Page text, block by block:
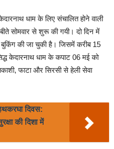
धाम के लिए संचालित होने वाली
सोमवार से शुरू की गयी। दो दिन में
बुकिंग की जा चुकी है। जिसमें करीब 15
केदारनाथ धाम के कपाट 06 मई को
फाटा और सिरसी से हेली सेवा
दिवस:
की दिशा में